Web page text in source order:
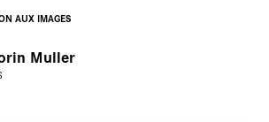
AUX IMAGES
Muller